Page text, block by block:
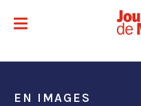
EN IMAGES